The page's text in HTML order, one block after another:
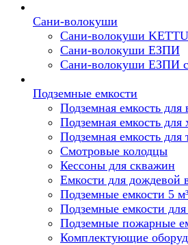
Сани-волокуши
Сани-волокуши KETTU
Сани-волокуши ЕЗПИ
Сани-волокуши ЕЗПИ
Подземные емкости
Подземная емкость для
Подземная емкость для
Подземная емкость для
Смотровые колодцы
Кессоны для скважин
Емкости для дождевой
Подземные емкости 5 м³
Подземные емкости
Подземные пожарные
Комплектующие